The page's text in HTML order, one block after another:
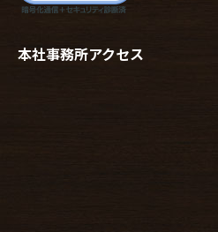
本社事務所アクセス